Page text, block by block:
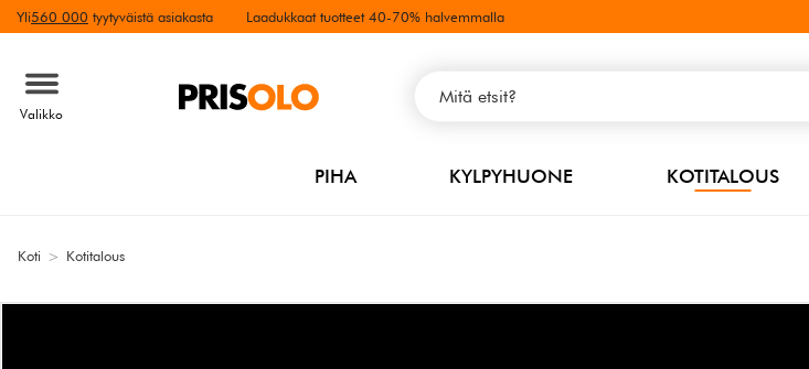
Yli560 000 tyytyväistä asiakasta Laadukkaat tuotteet 40-70% halvemmalla
Valikko
PIHA KYLPYHUONE KOTITALOUS
Koti > Kotitalous